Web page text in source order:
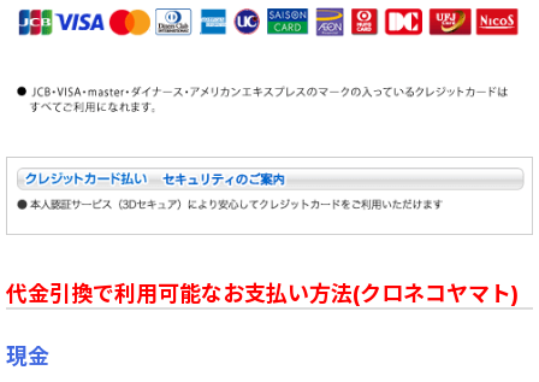
代金引換で利用可能なお支払い方法(クロネコヤマト)
現金